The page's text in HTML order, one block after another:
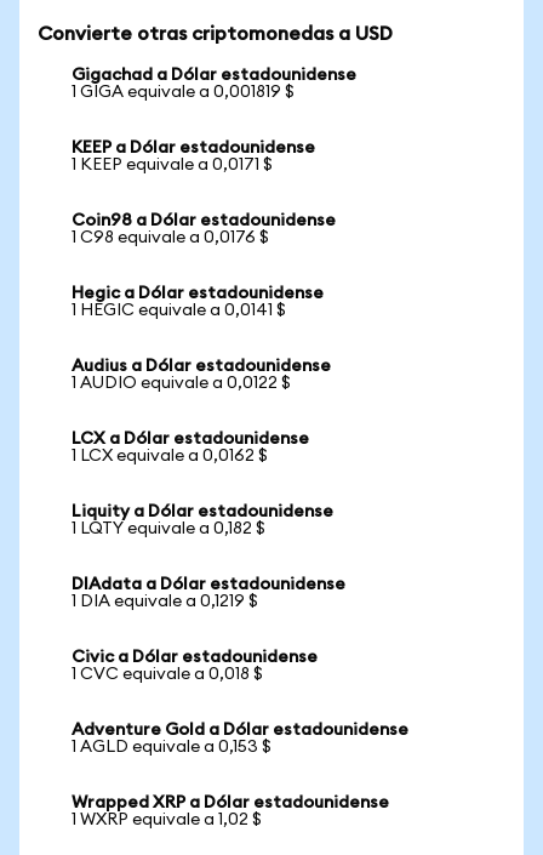
Convierte otras criptomonedas a USD
Gigachad a Dólar estadounidense
1 GIGA equivale a 0,001819 $
KEEP a Dólar estadounidense
1 KEEP equivale a 0,0171 $
Coin98 a Dólar estadounidense
1 C98 equivale a 0,0176 $
Hegic a Dólar estadounidense
1 HEGIC equivale a 0,0141 $
Audius a Dólar estadounidense
1 AUDIO equivale a 0,0122 $
LCX a Dólar estadounidense
1 LCX equivale a 0,0162 $
Liquity a Dólar estadounidense
1 LQTY equivale a 0,182 $
DIAdata a Dólar estadounidense
1 DIA equivale a 0,1219 $
Civic a Dólar estadounidense
1 CVC equivale a 0,018 $
Adventure Gold a Dólar estadounidense
1 AGLD equivale a 0,153 $
Wrapped XRP a Dólar estadounidense
1 WXRP equivale a 1,02 $